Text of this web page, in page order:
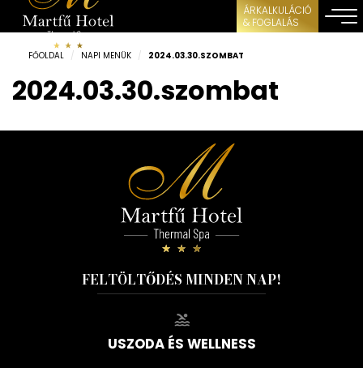
ÁRKALKULÁCIÓ
& FOGLALÁS
FŐOLDAL / NAPI MENÜK / 2024.03.30.SZOMBAT
2024.03.30.szombat
FELTÖLTŐDÉS MINDEN NAP!
USZODA ÉS WELLNESS